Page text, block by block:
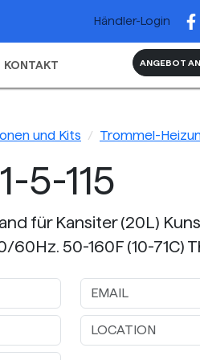
Händler-Login
KONTAKT ANGEBOT
und Kits Trommel-
5-115
für Kansiter (20L)
60Hz. 50-160F (10-71C)